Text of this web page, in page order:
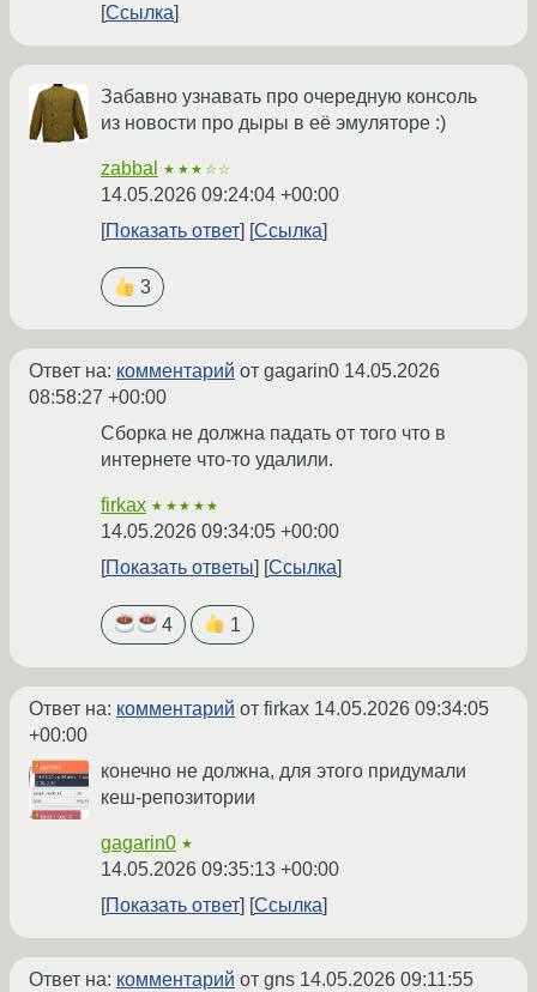
Ссылка
Забавно узнавать про очередную консоль
из новости про дыры в её эмуляторе :)
zabbal ★★★☆☆
14.05.2026 09:24:04 +00:00
Показать ответ
Ссылка
3
Ответ на: комментарий от gagarin0 14.05.2026
08:58:27 +00:00
Сборка не должна падать от того что в
интернете что-то удалили.
firkax ★★★★★
14.05.2026 09:34:05 +00:00
Показать ответы
Ссылка
4 1
Ответ на: комментарий от firkax 14.05.2026 09:34:05
+00:00
конечно не должна, для этого придумали
кеш-репозитории
gagarin0 ★
14.05.2026 09:35:13 +00:00
Показать ответ
Ссылка
Ответ на: комментарий от gns 14.05.2026 09:11:55